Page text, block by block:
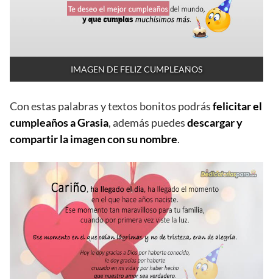
IMAGEN DE FELIZ CUMPLEAÑOS
Con estas palabras y textos bonitos podrásfelicitar el
cumpleaños a Grasia, además puedesdescargar y
compartir la imagen con su nombre.